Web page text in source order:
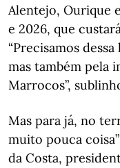
Alentejo, Ourique
e 2026, que
“Precisamos
mas também pela
Marrocos”,
Mas para já, no
muito pouca
da Costa,